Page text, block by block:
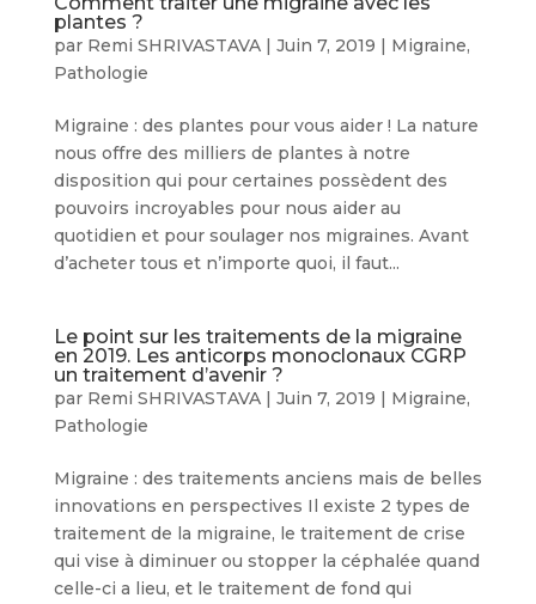
plantes ?
par Remi SHRIVASTAVA| Juin 7, 2019 | Migraine,
Pathologie
Migraine : des plantes pour vous aider ! La nature
nous offre des milliers de plantes à notre
disposition qui pour certaines possèdent des
pouvoirs incroyables pour nous aider au
quotidien et pour soulager nos migraines. Avant
d’acheter tous et n’importe quoi, il faut...
Le point sur les traitements de la migraine
en 2019. Les anticorps monoclonaux CGRP
un traitement d’avenir ?
par Remi SHRIVASTAVA| Juin 7, 2019 | Migraine,
Pathologie
Migraine : des traitements anciens mais de belles
innovations en perspectives Il existe 2 types de
traitement de la migraine, le traitement de crise
qui vise à diminuer ou stopper la céphalée quand
celle-ci a lieu, et le traitement de fond qui